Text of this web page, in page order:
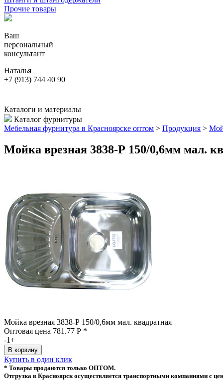
Прочие товары
Ваш
персональный
консультант
Наталья
+7 (913) 744 40 90
Каталоги и материалы
Каталог фурнитуры
Мебельная фурнитура в Красноярске оптом > Продукция >
Мойка врезная 3838-Р 150/0,6мм мал.
Мойка врезная 3838-Р 150/0,6мм мал. квадратная
Оптовая цена 781.77 Р *
-1+
Купить в один клик
* Товары продаются только ОПТОМ.
Отгрузка в Красноярск осуществляется транспортными компаниями с